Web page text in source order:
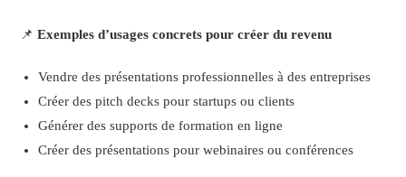
📌Exemples d’usages concrets pour créer du revenu
Vendre des présentations professionnelles à des entreprises
Créer des pitch decks pour startups ou clients
Générer des supports de formation en ligne
Créer des présentations pour webinaires ou conférences